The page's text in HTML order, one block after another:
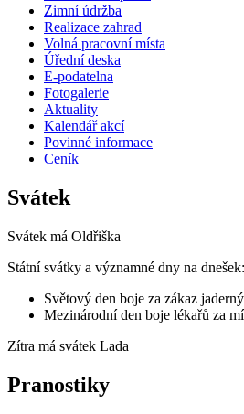
Zimní údržba
Realizace zahrad
Volná pracovní místa
Úřední deska
E-podatelna
Fotogalerie
Aktuality
Kalendář akcí
Povinné informace
Ceník
Svátek
Svátek má Oldřiška
Státní svátky a významné dny na dnešek:
Světový den boje za zákaz
Mezinárodní den boje lékařů za
Zítra má svátek Lada
Pranostiky